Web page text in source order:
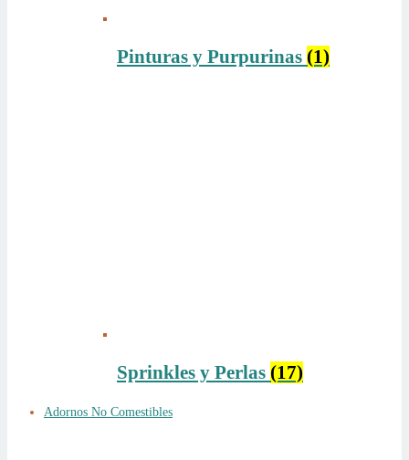
Pinturas y Purpurinas (1)
Sprinkles y Perlas (17)
Adornos No Comestibles